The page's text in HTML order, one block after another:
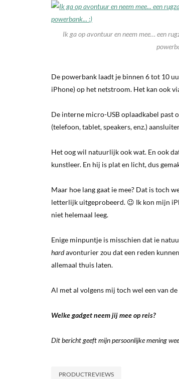
Ik ga op avontuur en neem mee… een
De powerbank laadt je binnen 6 tot 10
iPhone) op het netstroom. Het kan ook
De interne micro-USB oplaadkabel past
(telefoon, tablet, speakers, enz.)
Het oog wil natuurlijk ook wat. En ook
kunstleer. En hij is plat en licht, dus
Maar hoe lang gaat ie mee? Dat is toch
letterlijk uitgeprobeerd. 😉 Ik kon mijn
niet helemaal leeg.
Enige minpuntje is misschien dat ie
hardavonturier zou dat een reden
allemaal thuis laten.
Al met al volgens mij toch wel een van
Welke gadget neem jij mee op reis?
Dit bericht geeft mijn persoonlijke mening
PRODUCTREVIEWS